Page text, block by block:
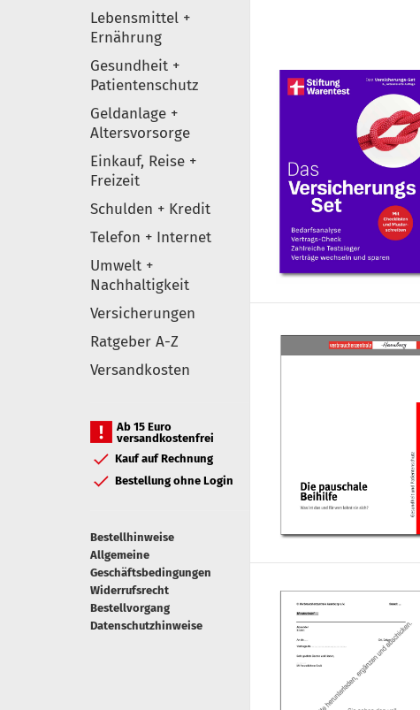
Lebensmittel +
Ernährung
Gesundheit +
Patientenschutz
Geldanlage +
Altersvorsorge
Einkauf, Reise +
Freizeit
Schulden + Kredit
Telefon + Internet
Umwelt +
Nachhaltigkeit
Versicherungen
Ratgeber A-Z
Versandkosten
Ab 15 Euro
versandkostenfrei
Kauf auf Rechnung
Bestellung ohne Login
Bestellhinweise
Allgemeine
Geschäftsbedingungen
Widerrufsrecht
Bestellvorgang
Datenschutzhinweise